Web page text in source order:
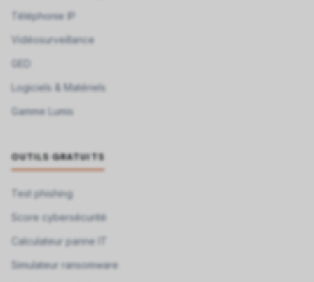
Téléphonie IP
Vidéosurveillance
GED
Logiciels & Matériels
Gamme Lumis
OUTILS GRATUITS
Test phishing
Score cybersécurité
Calculateur panne IT
Simulateur ransomware